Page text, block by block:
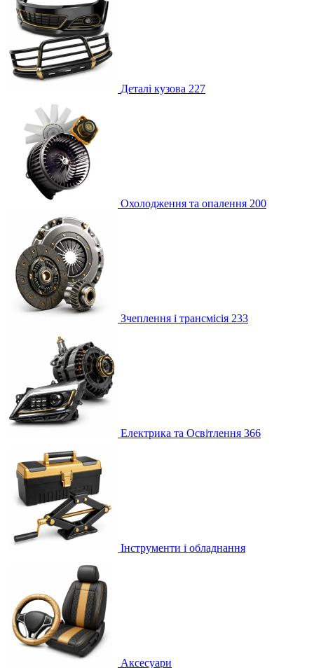
Деталі кузова 227
Охолодження та опалення 200
Зчеплення і трансмісія 233
Електрика та Освітлення 366
Інструменти і обладнання
Аксесуари